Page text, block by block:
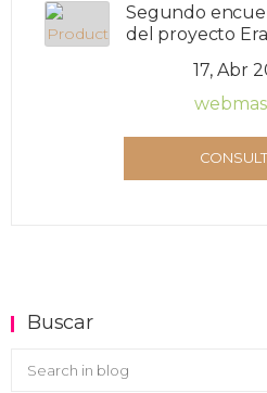
Segundo
del proyecto
17, Abr
Buscar
Buscar en el blog